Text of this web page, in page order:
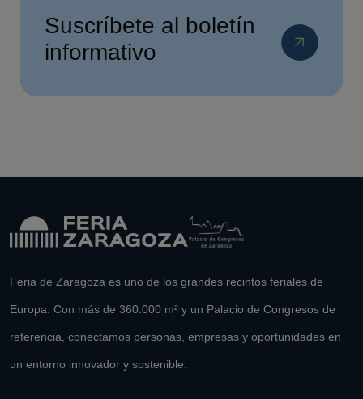
Suscríbete al boletín
informativo
Feria de Zaragoza es uno de los grandes recintos feriales de
Europa. Con más de 360.000 m² y un Palacio de Congresos de
referencia, conectamos personas, empresas y oportunidades en
un entorno innovador y sostenible.